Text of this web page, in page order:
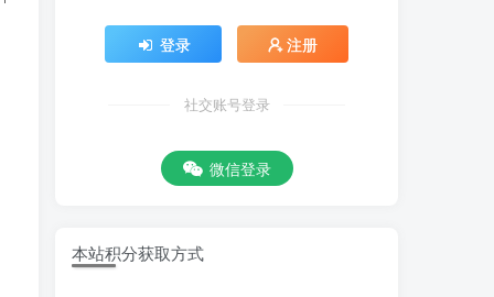
登录 注册
社交账号登录
微信登录
本站积分获取方式